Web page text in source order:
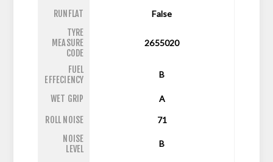
RUNFLAT
False
TYRE
MEASURE
CODE
2655020
FUEL
EFFECIENCY
B
WET GRIP A
ROLL NOISE
71
NOISE
LEVEL
B